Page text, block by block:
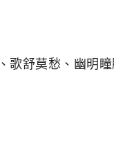
、歌舒莫愁 、 幽明